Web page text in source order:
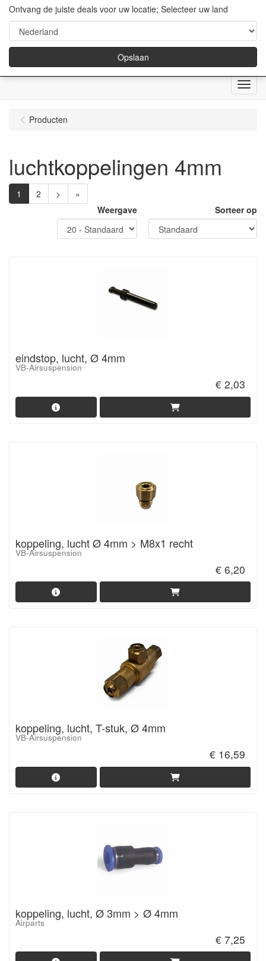
Menu
Producten
luchtkoppelingen 4mm
1 2 >
»
Weergave
Sorteer op
eindstop, lucht, Ø 4mm
VB-Airsuspension
€ 2,03
koppeling, lucht Ø 4mm > M8x1 recht
VB-Airsuspension
€ 6,20
koppeling, lucht, T-stuk, Ø 4mm
VB-Airsuspension
€ 16,59
koppeling, lucht, Ø 3mm > Ø 4mm
Airparts
€ 7,25
Ontvang de juiste deals voor uw locatie; Selecteer uw land
Opslaan